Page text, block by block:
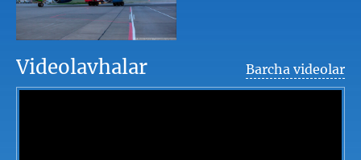
Videolavhalar Barcha videolar